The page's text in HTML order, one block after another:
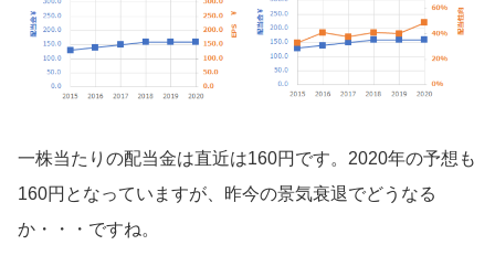
一株当たりの配当金は直近は160円です。2020年の予想も
160円となっていますが、昨今の景気衰退でどうなる
か・・・ですね。